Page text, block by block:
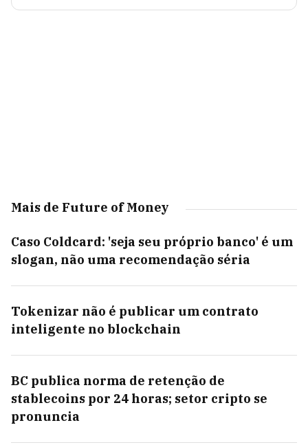
Mais de Future of Money
Caso Coldcard: 'seja seu próprio banco' é um
slogan, não uma recomendação séria
Tokenizar não é publicar um contrato
inteligente no blockchain
BC publica norma de retenção de
stablecoins por 24 horas; setor cripto se
pronuncia